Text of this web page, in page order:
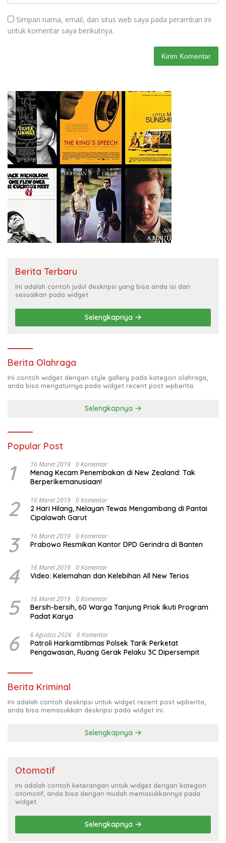
Simpan nama, email, dan situs web saya pada peramban ini
untuk komentar saya berikutnya.
Berita Terbaru
Ini adalah contoh judul deskripsi yang bisa anda isi dan
sesuaikan pada widget
Selengkapnya
Berita Olahraga
Ini contoh widget dengan style gallery pada kategori olahraga,
anda bisa mengaturnya pada widget recent post wpberita.
Selengkapnya
Popular Post
1 16 Maret 2019 0 Komentar
Menag Kecam Penembakan di New Zealand: Tak
Berperikemanusiaan!
2 16 Maret 2019 0 Komentar
2 Hari Hilang, Nelayan Tewas Mengambang di Pantai
Cipalawah Garut
3 16 Maret 2019 0 Komentar
Prabowo Resmikan Kantor DPD Gerindra di Banten
4 16 Maret 2019 0 Komentar
Video: Kelemahan dan Kelebihan All New Terios
5 16 Maret 2019 0 Komentar
Bersih-bersih, 60 Warga Tanjung Priok Ikuti Program
Padat Karya
6 6 Agustus 2026 0 Komentar
Patroli Harkamtibmas Polsek Tarik Perketat
Pengawasan, Ruang Gerak Pelaku 3C Dipersempit
Berita Kriminal
Ini adalah contoh deskripsi untuk widget recent post wpberita,
anda bisa memasukkan deskripsi pada widget ini.
Selengkapnya
Otomotif
Ini adalah contoh keterangan untuk widget dengan kategori
otomotif, anda bisa dengan mudah memasukkannya pada
widget.
Selengkapnya